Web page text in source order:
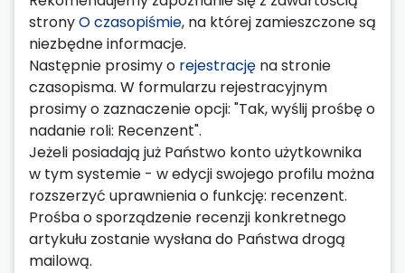
stronyO czasopiśmie, na której zamieszczone są
niezbędne informacje.
Następnie prosimy o rejestrację na stronie
czasopisma. W formularzu rejestracyjnym
prosimy o zaznaczenie opcji: "Tak, wyślij prośbę o
nadanie roli: Recenzent".
Jeżeli posiadają już Państwo konto użytkownika
w tym systemie - w edycji swojego profilu można
rozszerzyć uprawnienia o funkcję: recenzent.
Prośba o sporządzenie recenzji konkretnego
artykułu zostanie wysłana do Państwa drogą
mailową.